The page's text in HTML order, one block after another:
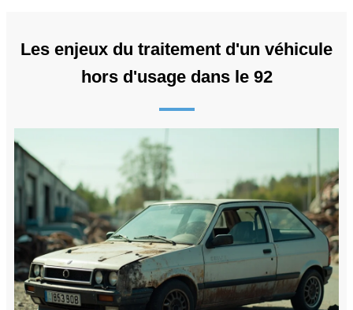
Les enjeux du traitement d'un véhicule
hors d'usage dans le 92